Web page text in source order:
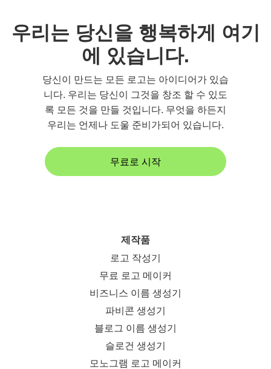
우리는 당신을 행복하게 여기
에 있습니다.
당신이 만드는 모든 로고는 아이디어가 있습
니다. 우리는 당신이 그것을 창조 할 수 있도
록 모든 것을 만들 것입니다. 무엇을 하든지
우리는 언제나 도울 준비가되어 있습니다.
무료로 시작
제작품
로고 작성기
무료 로고 메이커
비즈니스 이름 생성기
파비콘 생성기
블로그 이름 생성기
슬로건 생성기
모노그램 로고 메이커